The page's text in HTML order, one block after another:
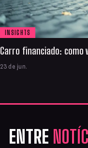
INSIGHTS
Carro financiado: como
23 de jun.
ENTRE